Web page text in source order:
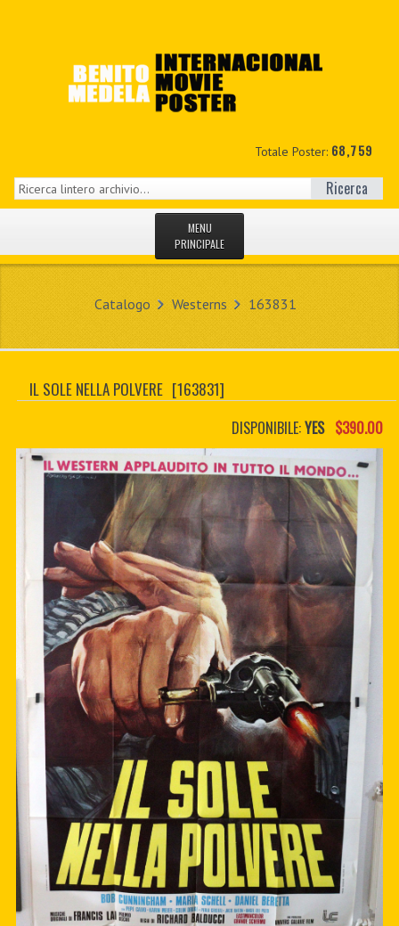
Totale Poster: 68,759
Ricerca
MENU
PRINCIPALE
IL MIO CONTO
CONTATTO
CUSTOM PDF
Catalogo Westerns 163831
IL SOLE NELLA POLVERE [163831]
DISPONIBILE:YES $390.00